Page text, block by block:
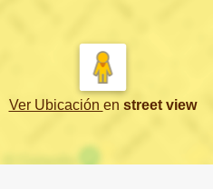
Ver Ubicación en street view